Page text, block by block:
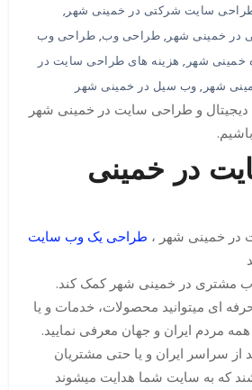
سایت شرکتی در خمینی شهر ,
در خمینی شهر , طراحی وب, طراحی وب
خمینی شهر , هزینه های طراحی سایت در
شهر , وب سیل در خمینی شهر
دیجیتال و طراحی سایت در خمینی شهر
در خمینی
در خمینی شهر ، طراحی یک وب سایت
مشتری در خمینی شهر کمک کند.
ای میتوانید محصولات، خدمات و یا
مردم ایران و جهان معرفی نمایید.
از سراسر ایران و یا حتی مشتریان
که به سایت شما هدایت میشوند